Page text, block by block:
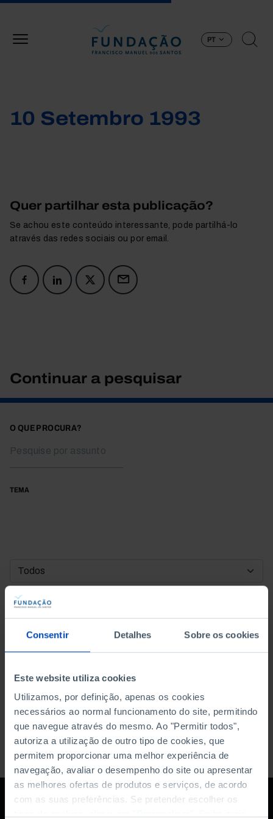
Consentir Detalhes Sobre os cookies
Este website utiliza cookies
Utilizamos, por definição, apenas os cookies
necessários ao normal funcionamento do site, permitindo
que navegue através do mesmo. Ao "Permitir todos",
autoriza a utilização de outro tipo de cookies, que
permitem proporcionar uma melhor experiência de
navegação, avaliar o desempenho do site ou apresentar
as melhores ofertas de produtos e serviços, de acordo
com as suas preferências. Se pretender escolher os
PT
10 Setembro 1993
Quer partilhar esta publicação?
Se achou este conteúdo interessante, pode partilhá-lo
através das redes sociais ou por email.
Continuar a pesquisar
O QUE PROCURA?
TEMA
DATA DE INÍCIO
DATA DE FIM